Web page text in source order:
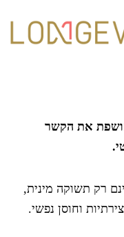
את הקשר
רק תשוקה מינית,
וחוסן נפשי.